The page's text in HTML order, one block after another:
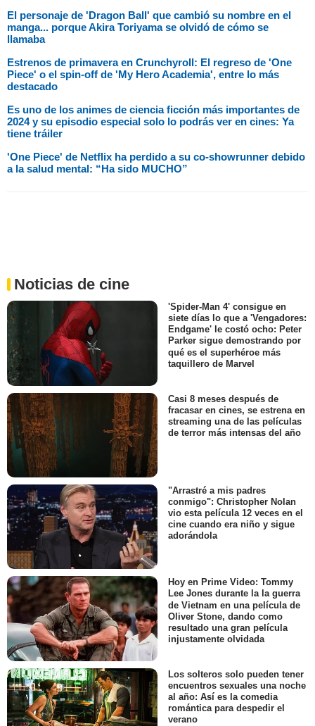
El personaje de 'Dragon Ball' que cambió su nombre en el
manga... porque Akira Toriyama se olvidó de cómo se
llamaba
Estrenos de primavera en Crunchyroll: El regreso de 'One
Piece' o el spin-off de 'My Hero Academia', entre lo más
destacado
Es uno de los animes de ciencia ficción más importantes de
2024 y su episodio especial solo lo podrás ver en cines: Ya
tiene tráiler
'One Piece' de Netflix ha perdido a su co-showrunner debido
a la salud mental: “Ha sido MUCHO”
Noticias de cine
'Spider-Man 4' consigue en
siete días lo que a 'Vengadores:
Endgame' le costó ocho: Peter
Parker sigue demostrando por
qué es el superhéroe más
taquillero de Marvel
Casi 8 meses después de
fracasar en cines, se estrena en
streaming una de las películas
de terror más intensas del año
"Arrastré a mis padres
conmigo": Christopher Nolan
vio esta película 12 veces en el
cine cuando era niño y sigue
adorándola
Hoy en Prime Video: Tommy
Lee Jones durante la la guerra
de Vietnam en una película de
Oliver Stone, dando como
resultado una gran película
injustamente olvidada
Los solteros solo pueden tener
encuentros sexuales una noche
al año: Así es la comedia
romántica para despedir el
verano